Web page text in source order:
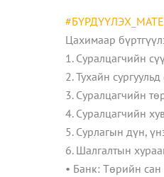
Цахимаар
1. Суралцагчийн
2. Тухайн
3. Суралцагчийн
4. Суралцагчийн
5. Сурлагын дүн,
6. Шалгалтын
• Банк: Төрийн